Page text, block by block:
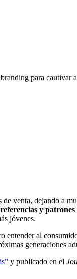
para cautivar
venta, dejando a
y patrones
jóvenes.
al
generaciones
y publicado en el